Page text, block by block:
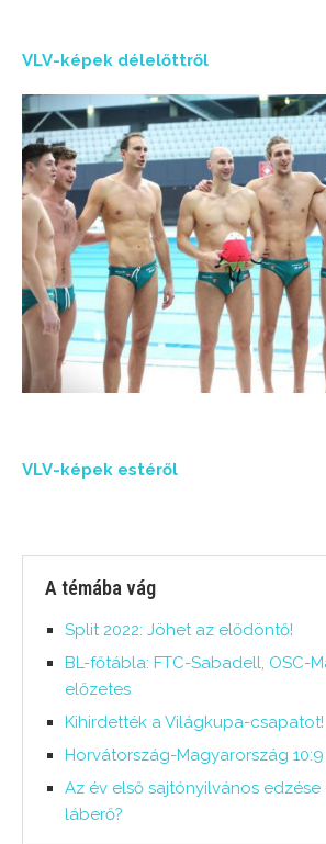
VLV-képek délelőttről
VLV-képek estéről
A témába vág
Split 2022: Jöhet az elődöntő!
BL-főtábla: FTC-Sabadell, OSC-
előzetes
Kihirdették a Világkupa-csapatot!
Horvátország-Magyarország 10:9
Az év első sajtónyilvános edzése
láberő?